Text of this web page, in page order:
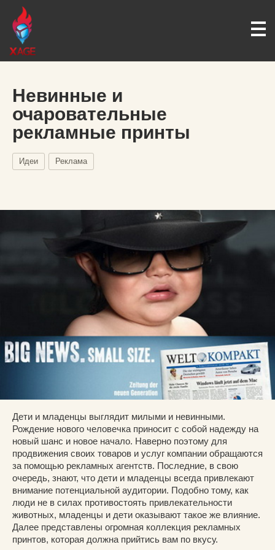
Невинные и
очаровательные
рекламные принты
Идеи Реклама
Дети и младенцы выглядит милыми и невинными.
Рождение нового человечка приносит с собой надежду на
новый шанс и новое начало. Наверно поэтому для
продвижения своих товаров и услуг компании обращаются
за помощью рекламных агентств. Последние, в свою
очередь, знают, что дети и младенцы всегда привлекают
внимание потенциальной аудитории. Подобно тому, как
люди не в силах противостоять привлекательности
животных, младенцы и дети оказывают такое же влияние.
Далее представлены огромная коллекция рекламных
принтов, которая должна прийтись вам по вкусу.